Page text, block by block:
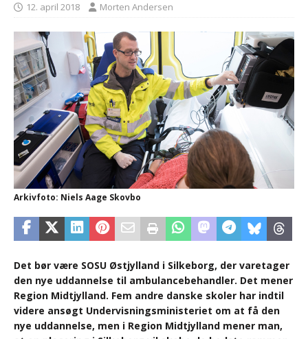
12. april 2018 Morten Andersen
Arkivfoto: Niels Aage Skovbo
Det bør være SOSU Østjylland i Silkeborg, der varetager
den nye uddannelse til ambulancebehandler. Det mener
Region Midtjylland. Fem andre danske skoler har indtil
videre ansøgt Undervisningsministeriet om at få den
nye uddannelse, men i Region Midtjylland mener man,